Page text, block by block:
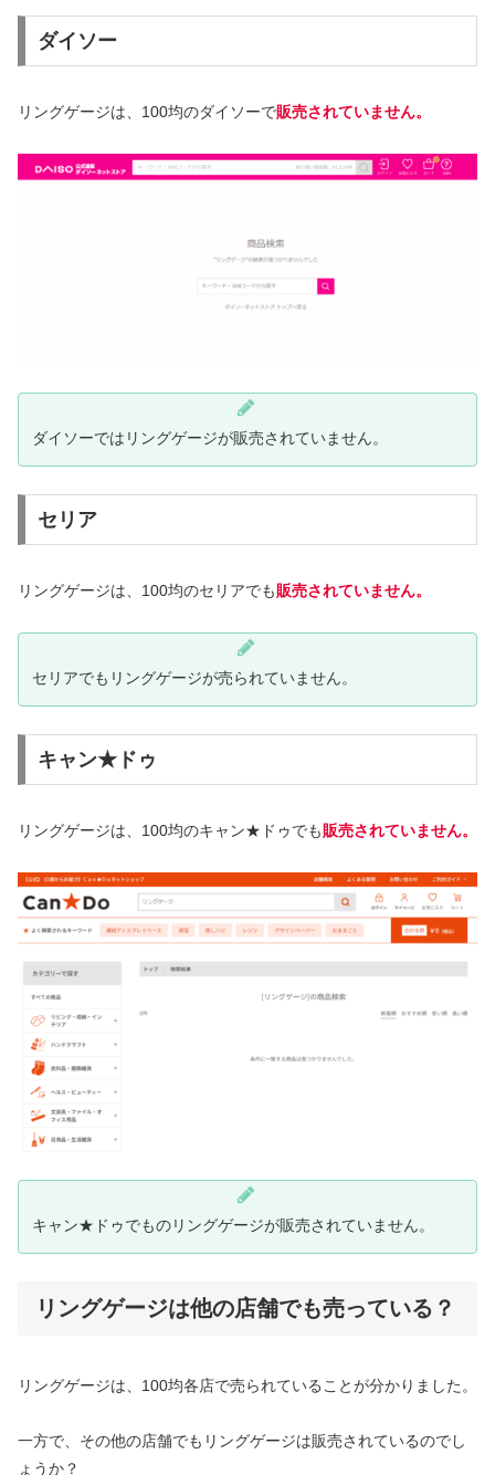
ダイソー
リングゲージは、100均のダイソーで販売されていません。
ダイソーではリングゲージが販売されていません。
セリア
リングゲージは、100均のセリアでも 販売されていません。
セリアでもリングゲージが売られていません。
キャン★ドゥ
リングゲージは、100均のキャン★ドゥでも 販売されていません。
キャン★ドゥでものリングゲージが販売されていません。
リングゲージは他の店舗でも売っている？
リングゲージは、100均各店で売られていることが分かりました。
一方で、その他の店舗でもリングゲージは販売されているのでし
ょうか？